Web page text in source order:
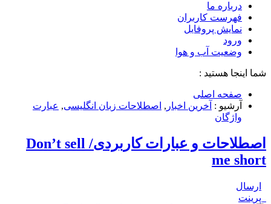
درباره ما
فهرست کاربران
نمایش پروفایل
ورود
وضعیت آب و هوا
شما اینجا هستید :
صفحه اصلی
آرشیو : آخرین اخبار , اصطلاحات زبان انگلیسی, عبارت
واژگان
اصطلاحات و عبارات کاربردی/ Don’t sell
me short
ارسال
پرینت